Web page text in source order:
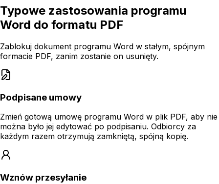
Typowe zastosowania programu
Word do formatu PDF
Zablokuj dokument programu Word w stałym, spójnym
formacie PDF, zanim zostanie on usunięty.
Podpisane umowy
Zmień gotową umowę programu Word w plik PDF, aby nie
można było jej edytować po podpisaniu. Odbiorcy za
każdym razem otrzymują zamkniętą, spójną kopię.
Wznów przesyłanie